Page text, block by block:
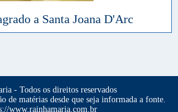
a Santa Joana D'Arc
- Todos os direitos reservados
de matérias desde que seja informada a fonte.
www.rainhamaria.com.br